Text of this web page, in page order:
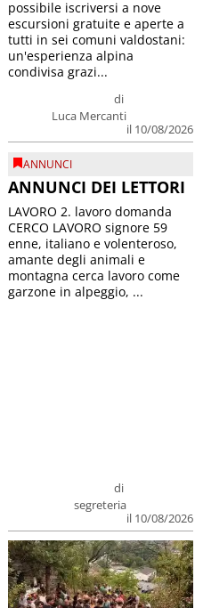
di
Luca Mercanti
il 10/08/2026
possibile iscriversi a nove
escursioni gratuite e aperte a
tutti in sei comuni valdostani:
un'esperienza alpina
condivisa grazi...
ANNUNCI
ANNUNCI DEI LETTORI
di
segreteria
il 10/08/2026
LAVORO 2. lavoro domanda
CERCO LAVORO signore 59
enne, italiano e volenteroso,
amante degli animali e
montagna cerca lavoro come
garzone in alpeggio, ...